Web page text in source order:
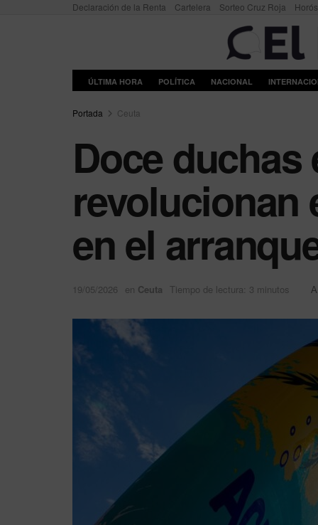
Declaración de la Renta Cartelera Sorteo Cruz Roja
ÚLTIMA HORA POLÍTICA NACIONAL
Portada Ceuta
Doce
revolucionan
en el
19/05/2026 en Ceuta Tiempo de lectura: 3 minutos A